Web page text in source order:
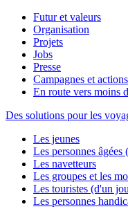
Futur et valeurs
Organisation
Projets
Jobs
Presse
Campagnes et actions
En route vers moins
Des solutions pour les
Les jeunes
Les personnes âgées
Les navetteurs
Les groupes et les
Les touristes (d'un
Les personnes